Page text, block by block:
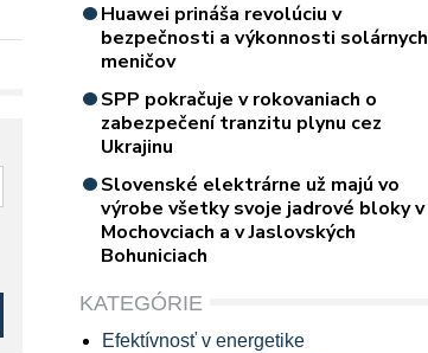
Huawei prináša revolúciu v
bezpečnosti a výkonnosti solárnych
meničov
SPP pokračuje v rokovaniach o
zabezpečení tranzitu plynu cez
Ukrajinu
Slovenské elektrárne už majú vo
výrobe všetky svoje jadrové bloky v
Mochovciach a v Jaslovských
Bohuniciach
KATEGÓRIE
Efektívnosť v energetike